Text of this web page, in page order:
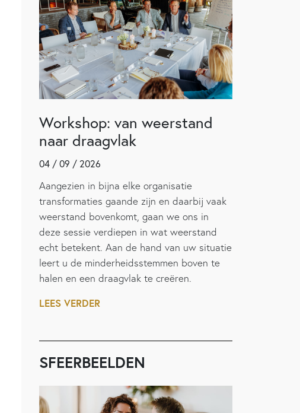
Workshop: van weerstand
naar draagvlak
04 / 09 / 2026
Aangezien in bijna elke organisatie
transformaties gaande zijn en daarbij vaak
weerstand bovenkomt, gaan we ons in
deze sessie verdiepen in wat weerstand
echt betekent. Aan de hand van uw situatie
leert u de minderheidsstemmen boven te
halen en een draagvlak te creëren.
LEES VERDER
SFEERBEELDEN